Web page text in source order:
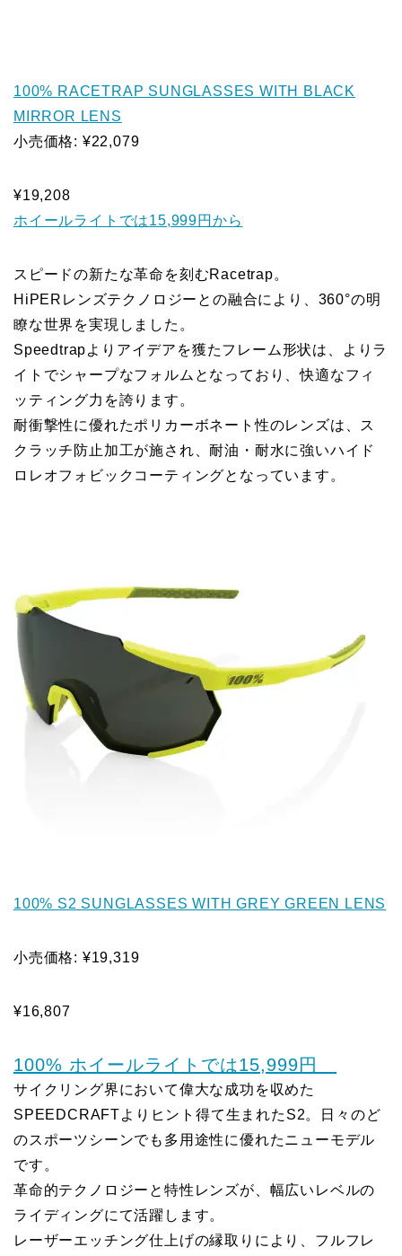
100% RACETRAP SUNGLASSES WITH BLACK
MIRROR LENS
小売価格: ¥22,079
¥19,208
ホイールライトでは15,999円から
スピードの新たな革命を刻むRacetrap。
HiPERレンズテクノロジーとの融合により、360°の明
瞭な世界を実現しました。
Speedtrapよりアイデアを獲たフレーム形状は、よりラ
イトでシャープなフォルムとなっており、快適なフィ
ッティング力を誇ります。
耐衝撃性に優れたポリカーボネート性のレンズは、ス
クラッチ防止加工が施され、耐油・耐水に強いハイド
ロレオフォビックコーティングとなっています。
100% S2 SUNGLASSES WITH GREY GREEN LENS
小売価格: ¥19,319
¥16,807
100% ホイールライトでは15,999円
サイクリング界において偉大な成功を収めた
SPEEDCRAFTよりヒント得て生まれたS2。日々のど
のスポーツシーンでも多用途性に優れたニューモデル
です。
革命的テクノロジーと特性レンズが、幅広いレベルの
ライディングにて活躍します。
レーザーエッチング仕上げの縁取りにより、フルフレ